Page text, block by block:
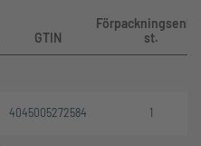
GTIN
st.
4045005272584 1